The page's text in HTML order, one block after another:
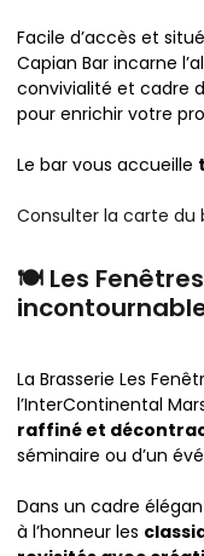
Facile d’accès et
Capian Bar incarne
convivialité et cadre
pour enrichir votre
Le bar vous accueille
Consulter la carte du
🍽️ Les
La Brasserie Les
l’InterContinental
raffiné et
séminaire ou d’un
Dans un cadre
à l’honneur les